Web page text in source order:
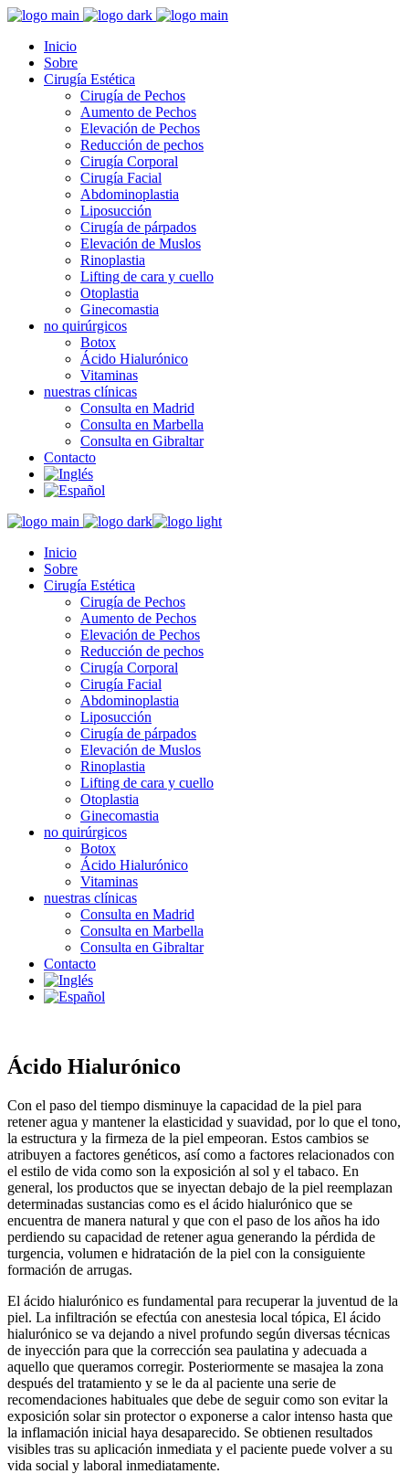
Inicio
Sobre
Cirugía Estética
Cirugía de Pechos
Aumento de Pechos
Elevación de Pechos
Reducción de pechos
Cirugía Corporal
Cirugía Facial
Abdominoplastia
Liposucción
Cirugía de párpados
Elevación de Muslos
Rinoplastia
Lifting de cara y cuello
Otoplastia
Ginecomastia
no quirúrgicos
Botox
Ácido Hialurónico
Vitaminas
nuestras clínicas
Consulta en Madrid
Consulta en Marbella
Consulta en Gibraltar
Contacto
Inicio
Sobre
Cirugía Estética
Cirugía de Pechos
Aumento de Pechos
Elevación de Pechos
Reducción de pechos
Cirugía Corporal
Cirugía Facial
Abdominoplastia
Liposucción
Cirugía de párpados
Elevación de Muslos
Rinoplastia
Lifting de cara y cuello
Otoplastia
Ginecomastia
no quirúrgicos
Botox
Ácido Hialurónico
Vitaminas
nuestras clínicas
Consulta en Madrid
Consulta en Marbella
Consulta en Gibraltar
Contacto
Ácido Hialurónico
Con el paso del tiempo disminuye la capacidad de la piel para
retener agua y mantener la elasticidad y suavidad, por lo que el tono,
la estructura y la firmeza de la piel empeoran. Estos cambios se
atribuyen a factores genéticos, así como a factores relacionados con
el estilo de vida como son la exposición al sol y el tabaco. En
general, los productos que se inyectan debajo de la piel reemplazan
determinadas sustancias como es el ácido hialurónico que se
encuentra de manera natural y que con el paso de los años ha ido
perdiendo su capacidad de retener agua generando la pérdida de
turgencia, volumen e hidratación de la piel con la consiguiente
formación de arrugas.
El ácido hialurónico es fundamental para recuperar la juventud de la
piel. La infiltración se efectúa con anestesia local tópica, El ácido
hialurónico se va dejando a nivel profundo según diversas técnicas
de inyección para que la corrección sea paulatina y adecuada a
aquello que queramos corregir. Posteriormente se masajea la zona
después del tratamiento y se le da al paciente una serie de
recomendaciones habituales que debe de seguir como son evitar la
exposición solar sin protector o exponerse a calor intenso hasta que
la inflamación inicial haya desaparecido. Se obtienen resultados
visibles tras su aplicación inmediata y el paciente puede volver a su
vida social y laboral inmediatamente.